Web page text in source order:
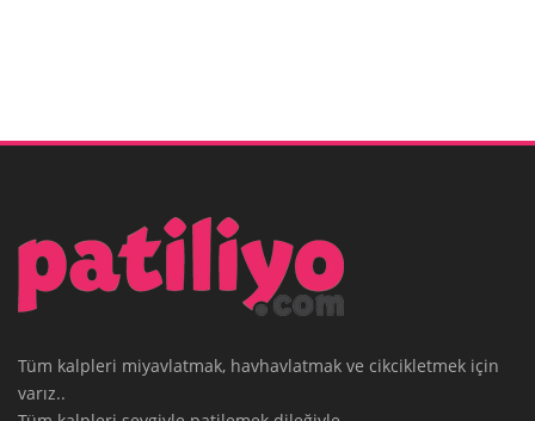
Tüm kalpleri miyavlatmak, havhavlatmak ve cikcikletmek için
varız..